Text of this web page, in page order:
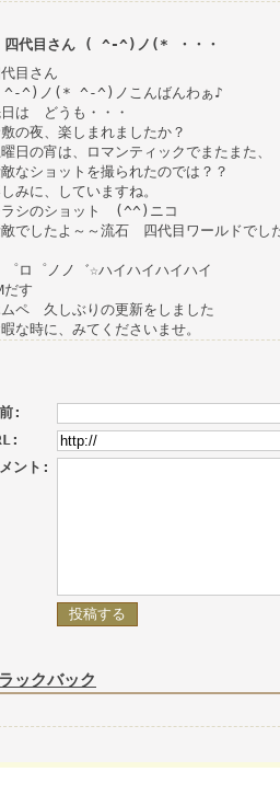
代目さん ( ^-^)ノ(* ・・・
代目さん
^)ノ(* ^-^)ノこんばんわぁ♪
は どうも・・・
の夜、楽しまれましたか？
日の宵は、ロマンティックでまたまた、
なショットを撮られたのでは？？
みに、していますね。
ラシのショット (^^)ニコ
でしたよ～～流石 四代目ワールドでし
ロ゜ノノ゛☆ハイハイハイハイ
だす
ペ 久しぶりの更新をしました
な時に、みてくださいませ。
:
ント:
ックバック